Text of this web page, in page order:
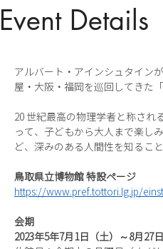
Event Details
アルバート・アインシュタイン
屋・大阪・福岡を巡回してきた
20 世紀最高の物理学者と称され
って、子どもから大人まで楽し
ど、深みのある人間性を知るこ
鳥取県立博物館 特設ページ
https://www.pref.tottori.lg.jp/
会期
2023年5年7月1日（土）～8月27日